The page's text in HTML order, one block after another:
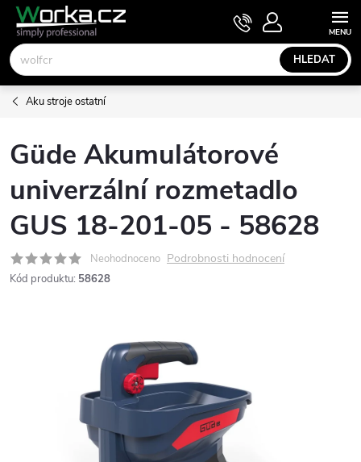
Přejít
obsah
HLEDAT
NÁKUPNÍ
KOŠÍK
Aku stroje ostatní
Güde Akumulátorové
univerzální rozmetadlo
GUS 18-201-05 - 58628
Neohodnoceno Podrobnosti hodnocení
Kód produktu: 58628